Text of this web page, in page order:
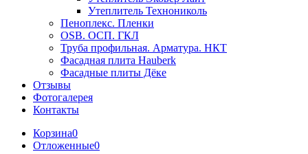
Утеплитель Технониколь
Пеноплекс. Пленки
OSB. ОСП. ГКЛ
Труба профильная. Арматура. НКТ
Фасадная плита Hauberk
Фасадные плиты Дёке
Отзывы
Фотогалерея
Контакты
Корзина0
Отложенные0